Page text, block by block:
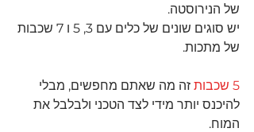
של הנירוסטה.
יש סוגים שונים של כלים עם 3, 5 ו 7 שכבות
של מתכות.
5 שכבות
זה מה שאתם מחפשים, מבלי
להיכנס יותר מידי לצד הטכני ולבלבל את
המוח.